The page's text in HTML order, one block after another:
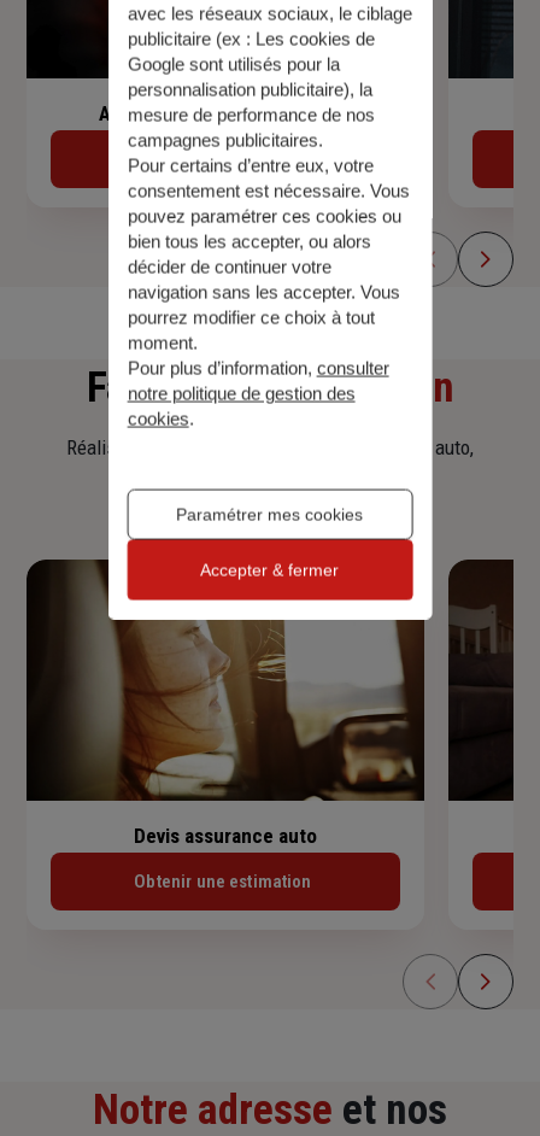
Assurance de prêt immobilier
Découvrir
Faitesune simulation
Réalisez une simulation tarifaire d'assurance, auto,
Devis assurance auto
Obtenir une estimation
Notre adresse et nos
avec les réseaux sociaux, le ciblage
publicitaire (ex : Les cookies de
Google sont utilisés pour la
personnalisation publicitaire), la
mesure de performance de nos
campagnes publicitaires.
Pour certains d’entre eux, votre
consentement est nécessaire. Vous
pouvez paramétrer ces cookies ou
bien tous les accepter, ou alors
décider de continuer votre
navigation sans les accepter. Vous
pourrez modifier ce choix à tout
moment.
Pour plus d’information, consulter
notre politique de gestion des
cookies.
Paramétrer mes cookies
Accepter & fermer